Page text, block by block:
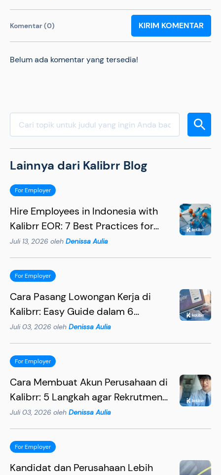
Komentar (0) KIRIM KOMENTAR
Belum ada komentar yang tersedia!
Lainnya dari Kalibrr Blog
For Employer
Hire Employees in Indonesia with
Kalibrr EOR: 7 Best Practices for
Hiring Succesfully
Juli 13, 2026 oleh Denissa Aulia
For Employer
Cara Pasang Lowongan Kerja di
Kalibrr: Easy Guide dalam 6
Langkah
Juli 03, 2026 oleh Denissa Aulia
For Employer
Cara Membuat Akun Perusahaan di
Kalibrr: 5 Langkah agar Rekrutmen
Lebih Efektif
Juli 03, 2026 oleh Denissa Aulia
For Employer
Kandidat dan Perusahaan Lebih